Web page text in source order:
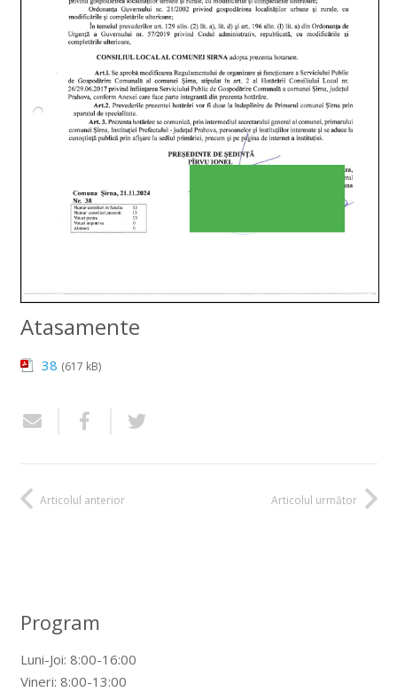
Atasamente
38 (617 kB)
Articolul anterior Articolul următor
Program
Luni-Joi: 8:00-16:00
Vineri: 8:00-13:00